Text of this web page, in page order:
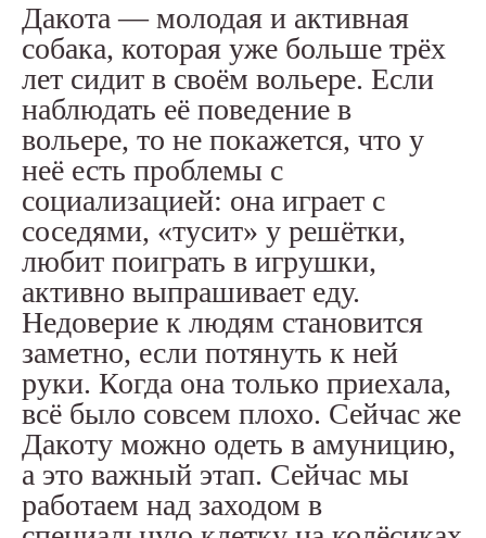
Дакота — молодая и активная
собака, которая уже больше трёх
лет сидит в своём вольере. Если
наблюдать её поведение в
вольере, то не покажется, что у
неё есть проблемы с
социализацией: она играет с
соседями, «тусит» у решётки,
любит поиграть в игрушки,
активно выпрашивает еду.
Недоверие к людям становится
заметно, если потянуть к ней
руки. Когда она только приехала,
всё было совсем плохо. Сейчас же
Дакоту можно одеть в амуницию,
а это важный этап. Сейчас мы
работаем над заходом в